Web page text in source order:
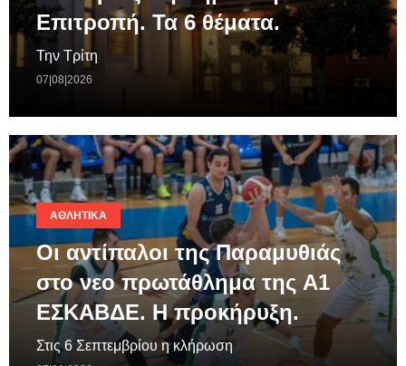
Επιτροπή. Τα 6 θέματα.
Την Τρίτη
07|08|2026
ΑΘΛΗΤΙΚΆ
Οι αντίπαλοι της Παραμυθιάς
στο νεο πρωτάθλημα της A1
ΕΣΚΑΒΔΕ. Η προκήρυξη.
Στις 6 Σεπτεμβρίου η κλήρωση